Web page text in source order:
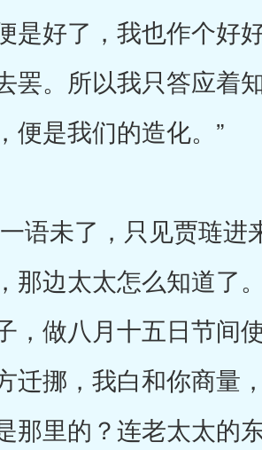
是好了，我也作个好
罢。所以我只答应着
便是我们的造化。”
未了，只见贾琏进来
那边太太怎么知道了
，做八月十五日节间
迁挪，我白和你商量
那里的？连老太太的